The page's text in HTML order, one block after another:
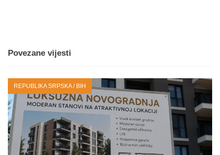
Povezane vijesti
REPUBLIKA SRPSKA / BIH